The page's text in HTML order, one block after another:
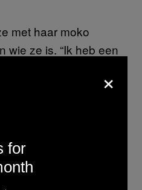
met haar moko
wie ze is. “Ik heb een
niet kunnen
“Op deze manier
in dit land. Ik wilde
vorig jaar laten
het er vaak over
×
for